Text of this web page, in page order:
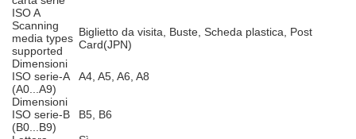
ISO A
Scanning
media types
supported
Biglietto da visita, Buste, Scheda plastica, Post
Card(JPN)
Dimensioni
ISO serie-A
(A0...A9)
A4, A5, A6, A8
Dimensioni
ISO serie-B
(B0...B9)
B5, B6